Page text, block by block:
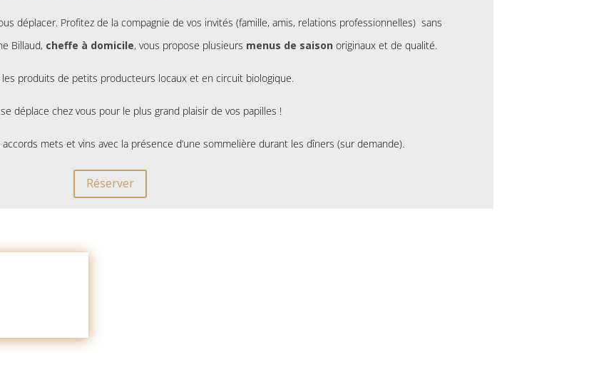
déplacer. Profitez de la compagnie de vos invités (famille, amis, relations professionnelles) sans
Billaud, cheffe à domicile, vous propose plusieurs menus de saison originaux et de qualité.
les produits de petits producteurs locaux et en circuit biologique.
déplace chez vous pour le plus grand plaisir de vos papilles !
mets et vins avec la présence d’une sommelière durant les dîners (sur demande).
Réserver